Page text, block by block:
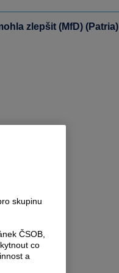
zlepšit (MfD) (Patria)
skupinu
ČSOB,
co
a